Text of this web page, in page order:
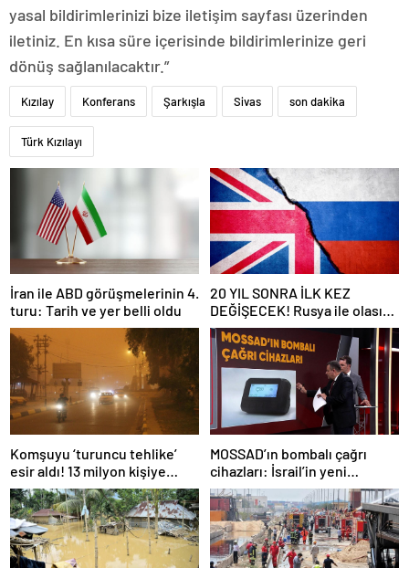
yasal bildirimlerinizi bize iletişim sayfası üzerinden
iletiniz. En kısa süre içerisinde bildirimlerinize geri
dönüş sağlanılacaktır.”
Kızılay Konferans Şarkışla Sivas son dakika
Türk Kızılayı
İran ile ABD görüşmelerinin 4.
turu: Tarih ve yer belli oldu
20 YIL SONRA İLK KEZ
DEĞİŞECEK! Rusya ile olası
savaş… İngiltere’nin gizli
planı güncelleniyor!
Komşuyu ‘turuncu tehlike’
esir aldı! 13 milyon kişiye
“evde kalın” uyarısı…
MOSSAD’ın bombalı çağrı
cihazları: İsrail’in yeni
suikastını MİT önledi